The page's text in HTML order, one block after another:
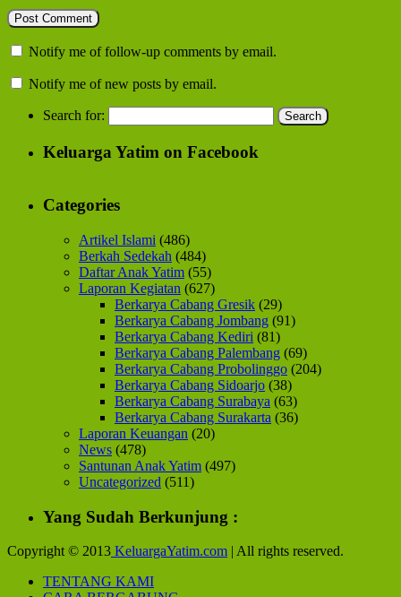
Notify me of follow-up comments by email.
Notify me of new posts by email.
Search for:
Keluarga Yatim on Facebook
Categories
Artikel Islami (486)
Berkah Sedekah (484)
Daftar Anak Yatim (55)
Laporan Kegiatan (627)
Berkarya Cabang Gresik (29)
Berkarya Cabang Jombang (91)
Berkarya Cabang Kediri (81)
Berkarya Cabang Palembang (69)
Berkarya Cabang Probolinggo (204)
Berkarya Cabang Sidoarjo (38)
Berkarya Cabang Surabaya (63)
Berkarya Cabang Surakarta (36)
Laporan Keuangan (20)
News (478)
Santunan Anak Yatim (497)
Uncategorized (511)
Yang Sudah Berkunjung :
Copyright © 2013 KeluargaYatim.com | All rights reserved.
TENTANG KAMI